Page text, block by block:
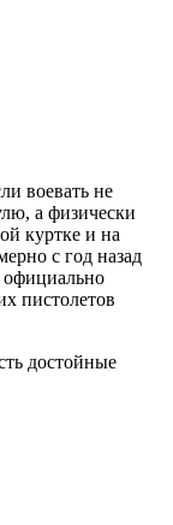
воевать не
а физически
куртке и на
с год назад
официально
пистолетов
достойные